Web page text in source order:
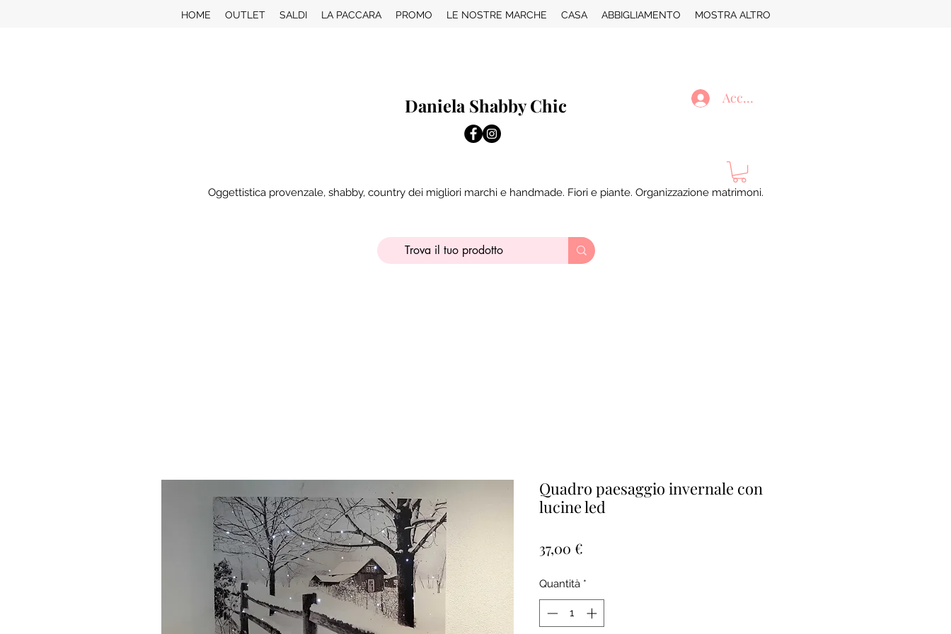
HOME OUTLET SALDI LA PACCARA PROMO LE NOSTRE MARCHE CASA ABBIGLIAMENTO MOSTRA ALTRO
Daniela Shabby Chic Accedi
Oggettistica provenzale, shabby, country dei migliori marchi e handmade. Fiori e piante. Organizzazione matrimoni.
Quadro paesaggio invernale con
lucine led
37,00 €
Quantità *